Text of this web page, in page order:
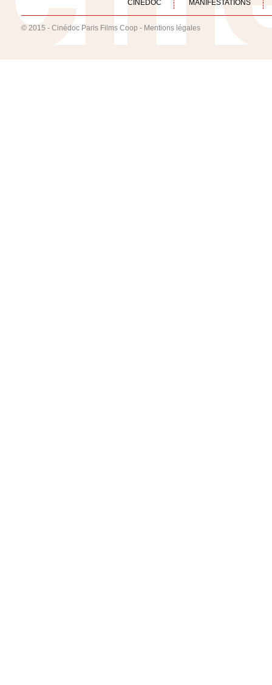
CINÉDOC MANIFESTATIONS
© 2015 - Cinédoc Paris Films Coop - Mentions légales